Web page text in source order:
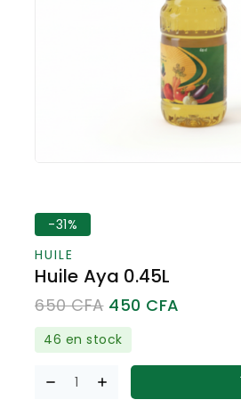
-31%
HUILE
Huile Aya 0.45L
650CFA 450 CFA
46 en stock